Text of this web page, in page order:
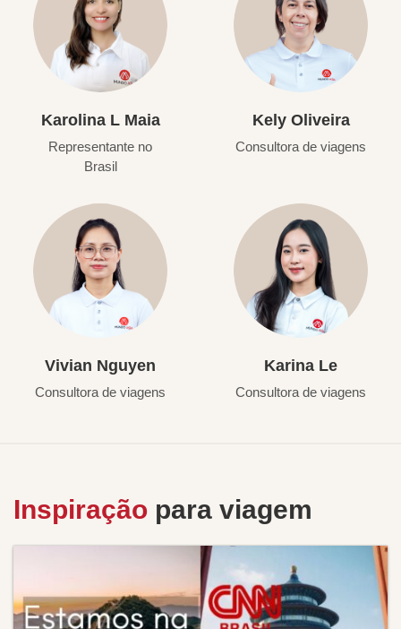
Karolina L Maia
Representante no
Brasil
Kely Oliveira
Consultora de viagens
Vivian Nguyen
Consultora de viagens
Karina Le
Consultora de viagens
Inspiração para viagem